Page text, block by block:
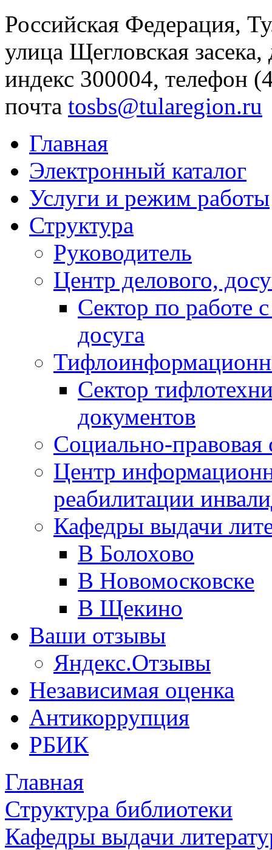
Российская Федерация,
улица Щегловская
индекс 300004, телефон
почта tosbs@tularegion.ru
Главная
Электронный каталог
Услуги и режим работы
Структура
Руководитель
Центр делового,
Сектор по работе
досуга
Сектор
документов
Социально-правовая
Центр
реабилитации
Кафедры выдачи
В Болохово
В Новомосковске
В Щекино
Ваши отзывы
Яндекс.Отзывы
Независимая оценка
Антикоррупция
РБИК
Главная
Структура библиотеки
Кафедры выдачи